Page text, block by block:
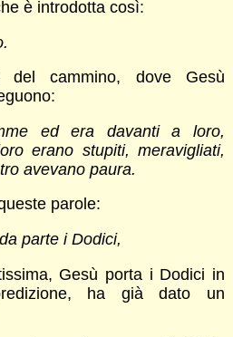
è introdotta così:
del cammino, dove Gesù
ed era davanti a loro,
erano stupiti, meravigliati,
avevano paura.
parole:
parte i Dodici,
Gesù porta i Dodici in
ha già dato un